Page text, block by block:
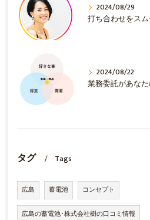
2024/08/29
2024/08/22
業務委託があな
タグ Tags
広島 蓄電池 コンセプト
広島の蓄電池･株式会社樹の口コミ情報